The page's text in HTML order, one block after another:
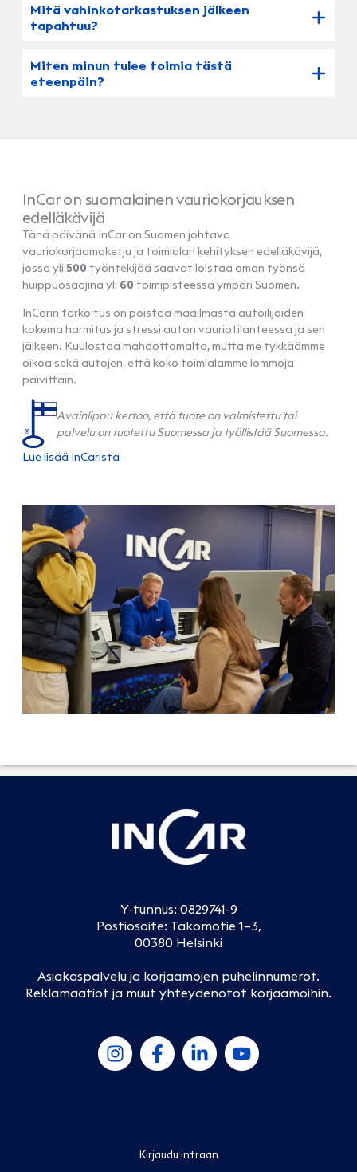
Mitä vahinkotarkastuksen jälkeen
tapahtuu?
Miten minun tulee toimia tästä
eteenpäin?
InCar on suomalainen vauriokorjauksen
edelläkävijä
Tänä päivänä InCar on Suomen johtava
vauriokorjaamoketju ja toimialan kehityksen edelläkävijä,
jossa yli 500 työntekijää saavat loistaa oman työnsä
huippuosaajina yli 60 toimipisteessä ympäri Suomen.
InCarin tarkoitus on poistaa maailmasta autoilijoiden
kokema harmitus ja stressi auton vauriotilanteessa ja sen
jälkeen. Kuulostaa mahdottomalta, mutta me tykkäämme
oikoa sekä autojen, että koko toimialamme lommoja
päivittäin.
Avainlippu kertoo, että tuote on valmistettu tai
palvelu on tuotettu Suomessa ja työllistää Suomessa.
Lue lisää InCarista
Y-tunnus: 0829741-9
Postiosoite: Takomotie 1–3,
00380 Helsinki
Asiakaspalvelu ja korjaamojen puhelinnumerot.
Reklamaatiot ja muut yhteydenotot korjaamoihin.
Kirjaudu intraan